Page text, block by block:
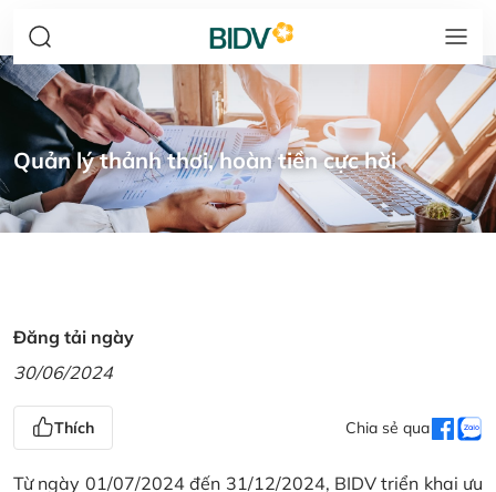
Quản lý thảnh thơi, hoàn tiền cực hời
Đăng tải ngày
30/06/2024
Thích Chia sẻ qua
Từ ngày 01/07/2024 đến 31/12/2024, BIDV triển khai ưu